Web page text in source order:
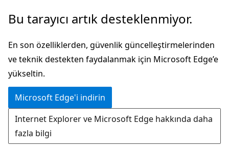
Ana
atla
Bu tarayıcı artık desteklenmiyor.
En son özelliklerden, güvenlik güncelleştirmelerinden
ve teknik destekten faydalanmak için Microsoft Edge’e
yükseltin.
Microsoft Edge'i indirin
Internet Explorer ve Microsoft Edge hakkında daha
fazla bilgi